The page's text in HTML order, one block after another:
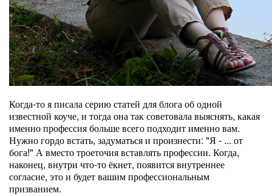
Когда-то я писала серию статей для блога об одной
известной коуче, и тогда она так советовала выяснять, какая
именно профессия больше всего подходит именно вам.
Нужно гордо встать, задуматься и произнести: "Я - ... от
бога!" А вместо троеточия вставлять профессии. Когда,
наконец, внутри что-то ёкнет, появится внутреннее
согласие, это и будет вашим профессиональным
призванием.